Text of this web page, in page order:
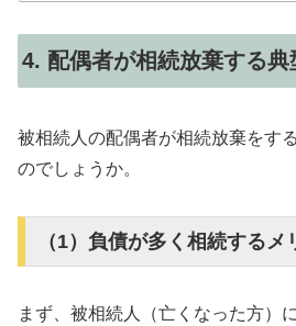
4. 配偶者が相続放棄する典
被相続人の配偶者が相続放棄をす
のでしょうか。
（1）負債が多く相続する
まず、被相続人（亡くなった方）